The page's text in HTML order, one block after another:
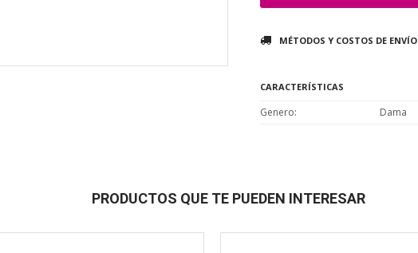
MÉTODOS Y COSTOS DE ENVÍO
CARACTERÍSTICAS
Genero Dama
PRODUCTOS QUE TE PUEDEN INTERESAR